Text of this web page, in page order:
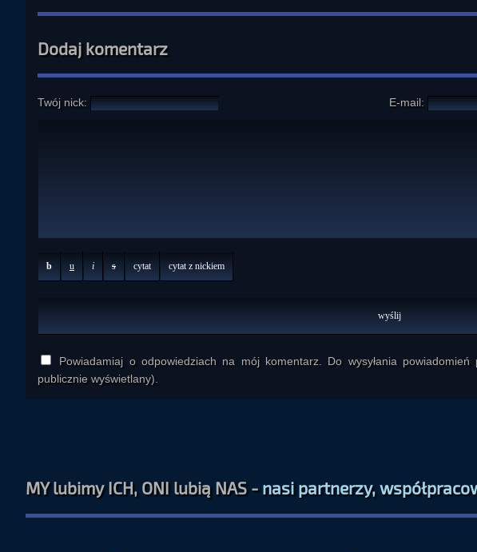
Dodaj komentarz
Twój nick: E-mail:
b u i s cytat cytat z nickiem
Powiadamiaj o odpowiedziach na mój komentarz. Do wysyłania
publicznie wyświetlany).
MY lubimy ICH, ONI lubią NAS -nasi partnerzy,